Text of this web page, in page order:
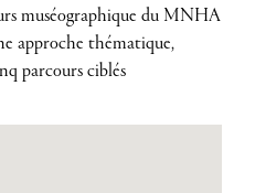
muséographique du MNHA
approche thématique,
parcours ciblés